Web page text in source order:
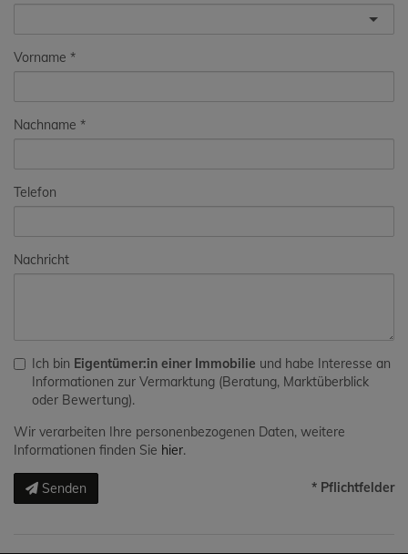
Vorname
Nachname
Telefon
Nachricht
Ich bin Eigentümer:in einer Immobilie und habe Interesse an
Informationen zur Vermarktung (Beratung, Marktüberblick
oder Bewertung).
Wir verarbeiten Ihre personenbezogenen Daten, weitere
Informationen finden Sie hier.
Senden * Pflichtfelder